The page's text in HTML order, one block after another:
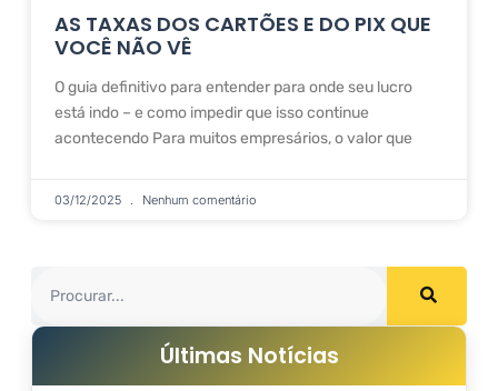
AS TAXAS DOS CARTÕES E DO PIX QUE
VOCÊ NÃO VÊ
O guia definitivo para entender para onde seu lucro
está indo – e como impedir que isso continue
acontecendo Para muitos empresários, o valor que
03/12/2025 Nenhum comentário
Últimas Notícias